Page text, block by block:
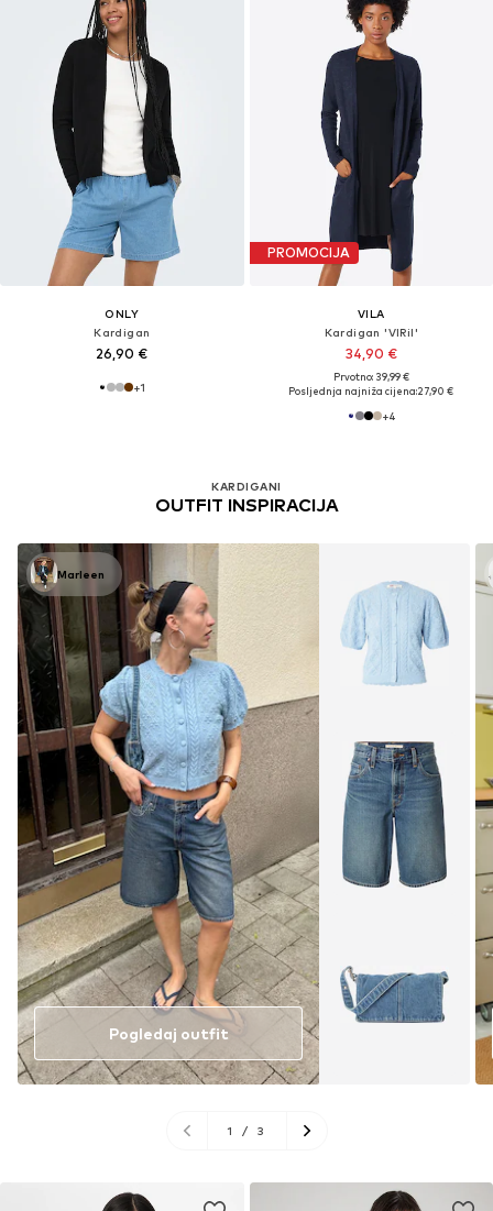
ONLY
Kardigan
26,90 €
+1
PROMOCIJA
VILA
Kardigan 'VIRil'
34,90 €
Prvotno: 39,99 €
Posljednja najniža cijena:27,90 €
+4
KARDIGANI
OUTFIT INSPIRACIJA
Marleen
Pogledaj outfit
1 / 3